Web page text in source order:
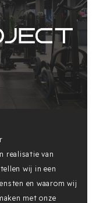
realisatie van
wij in een
en waarom wij
met onze